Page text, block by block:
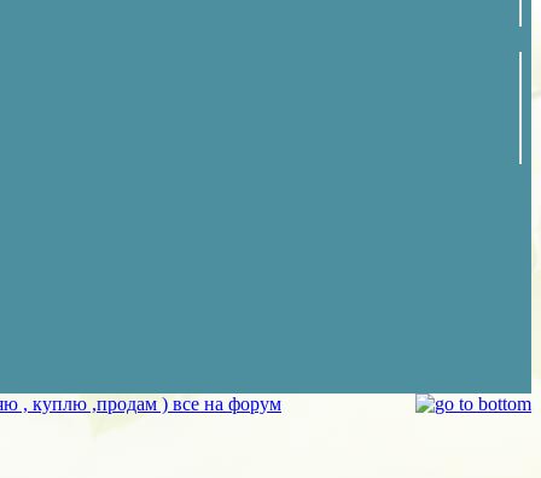
, куплю ,продам ) все на форум